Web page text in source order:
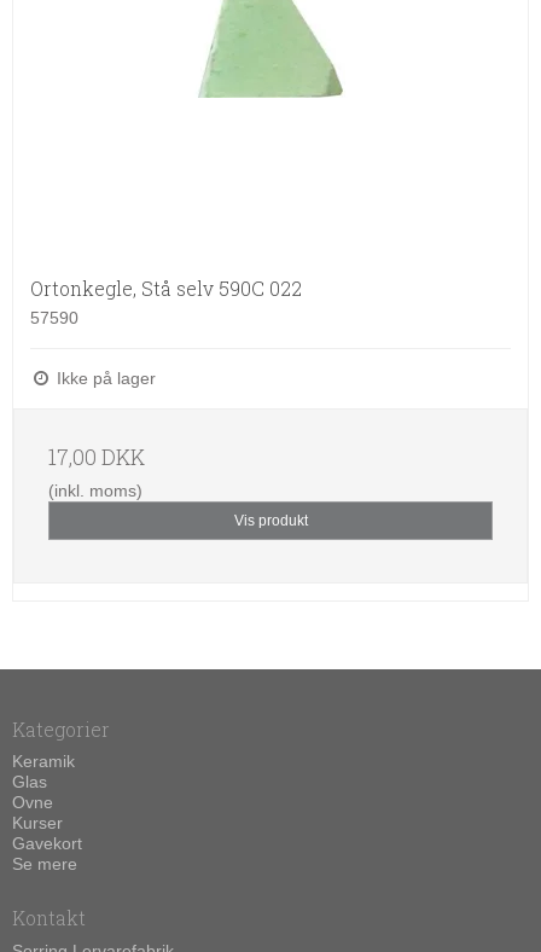
Ortonkegle, Stå selv 590C 022
57590
Ikke på lager
17,00 DKK
(inkl. moms)
Vis produkt
Kategorier
Keramik
Glas
Ovne
Kurser
Gavekort
Se mere
Kontakt